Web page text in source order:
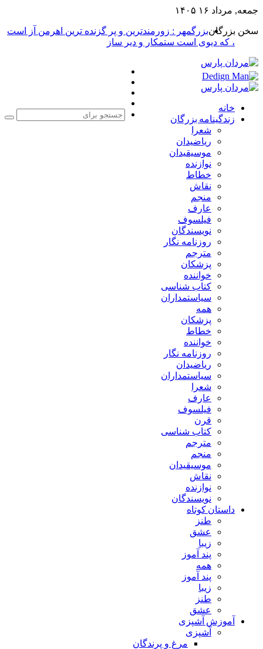
جمعه, مرداد ۱۶ ۱۴۰۵
سخن بزرگانبزرگمهر : زورمندترین و پر گزنده ترین اهرمن آز است
، که دیوی است ستمکار و دیر ساز
خانه
زندگینامه بزرگان
شعرا
ریاضیدان
موسیقیدان
نوازنده
خطاط
نقاش
منجم
عارف
فیلسوف
نویسندگان
روزنامه نگار
مترجم
پزشکان
خواننده
کتاب شناسی
سیاستمداران
همه
پزشکان
خطاط
خواننده
روزنامه نگار
ریاضیدان
سیاستمداران
شعرا
عارف
فیلسوف
قرن
کتاب شناسی
مترجم
منجم
موسیقیدان
نقاش
نوازنده
نویسندگان
داستان کوتاه
طنز
عشق
زیبا
پند آموز
همه
پند آموز
زیبا
طنز
عشق
آموزش آشپزی
آشپزی
مرغ و پرندگان